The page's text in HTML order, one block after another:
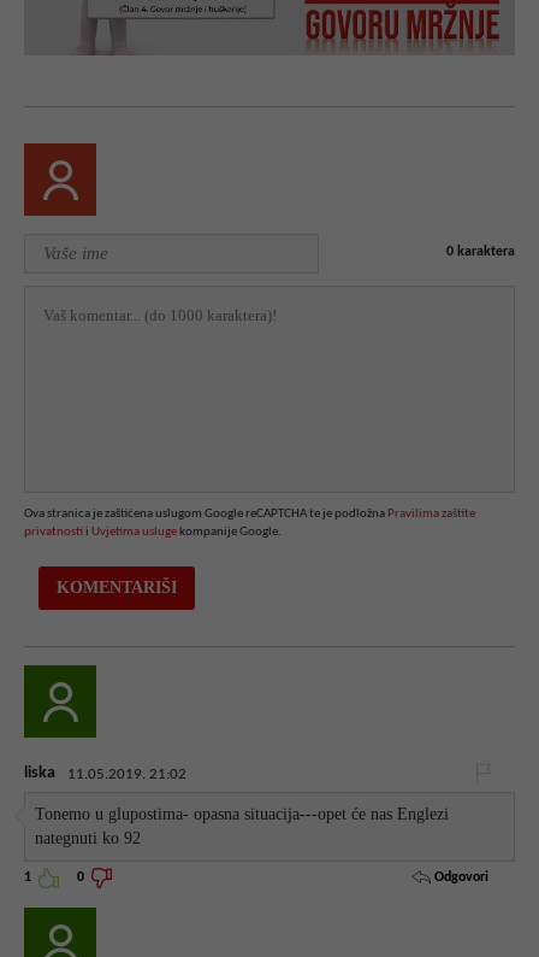
0 karaktera
Ova stranica je zaštićena uslugom Google reCAPTCHA te je podložna Pravilima zaštite
privatnosti i Uvjetima usluge kompanije Google.
liska 11.05.2019. 21:02
Tonemo u glupostima- opasna situacija---opet će nas Englezi
nategnuti ko 92
1 0 Odgovori